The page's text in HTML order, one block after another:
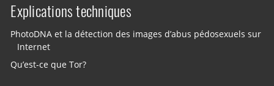
Explications techniques
PhotoDNA et la détection des images d’abus pédosexuels sur
Internet
Qu’est-ce que Tor?